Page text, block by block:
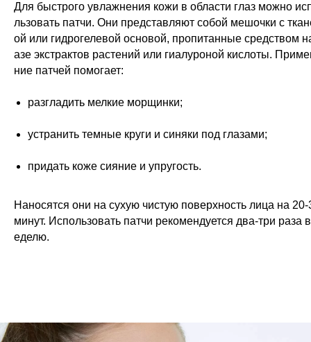
Для быстрого увлажнения кожи в области глаз можно
льзовать патчи. Они представляют собой мешочки с
ой или гидрогелевой основой, пропитанные средством
азе экстрактов растений или гиалуроной кислоты.
ние патчей помогает:
разгладить мелкие морщинки;
устранить темные круги и синяки под глазами;
придать коже сияние и упругость.
Наносятся они на сухую чистую поверхность лица на 20-
минут. Использовать патчи рекомендуется два-три раза
еделю.